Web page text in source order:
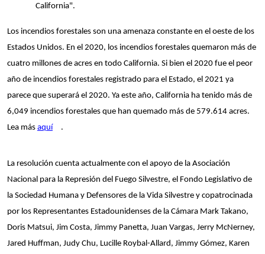
California".
Los incendios forestales son una amenaza constante en el oeste de los
Estados Unidos. En el 2020, los incendios forestales quemaron más de
cuatro millones de acres en todo California. Si bien el 2020 fue el peor
año de incendios forestales registrado para el Estado, el 2021 ya
parece que superará el 2020. Ya este año, California ha tenido más de
6,049 incendios forestales que han quemado más de 579.614 acres.
Lea más aquí .
La resolución cuenta actualmente con el apoyo de la Asociación
Nacional para la Represión del Fuego Silvestre, el Fondo Legislativo de
la Sociedad Humana y Defensores de la Vida Silvestre y copatrocinada
por los Representantes Estadounidenses de la Cámara Mark Takano,
Doris Matsui, Jim Costa, Jimmy Panetta, Juan Vargas, Jerry McNerney,
Jared Huffman, Judy Chu, Lucille Roybal-Allard, Jimmy Gómez, Karen